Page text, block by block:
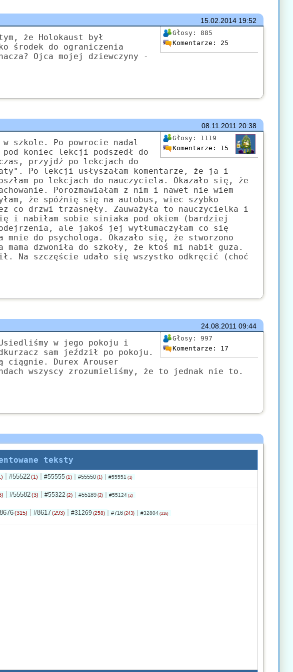
15.02.201419:52
Głosy: 885
Komentarze: 25
że Holokaust był
środek do ograniczenia
Ojca mojej dziewczyny -
08.11.2011 20:38
Głosy: 1119
Komentarze: 15
w szkole. Po powrocie nadal
pod koniec lekcji podszedł do
przyjdź po lekcjach do
Po lekcji usłyszałam komentarze, że ja i
po lekcjach do nauczyciela. Okazało się, że
Porozmawiałam z nim i nawet nie wiem
że spóźnię się na autobus, wiec szybko
co drzwi trzasnęły. Zauważyła to nauczycielka i
i nabiłam sobie siniaka pod okiem (bardziej
ale jakoś jej wytłumaczyłam co się
mnie do psychologa. Okazało się, że stworzono
dzwoniła do szkoły, że ktoś mi nabił guza.
Na szczęście udało się wszystko odkręcić (choć
24.08.2011 09:44
Głosy: 997
Komentarze: 17
Usiedliśmy w jego pokoju i
sam jeździł po pokoju.
ciągnie. Durex Arouser
wszyscy zrozumieliśmy, że to jednak nie to.
teksty
#55522 (1) #55555 (1) #55550 (1) #55551 (1)
#55582 (3) #55322 (2) #55189 (2) #55124 (2)
(315) #8617 (293) #31269 (258) #716 (243) #32804 (216)